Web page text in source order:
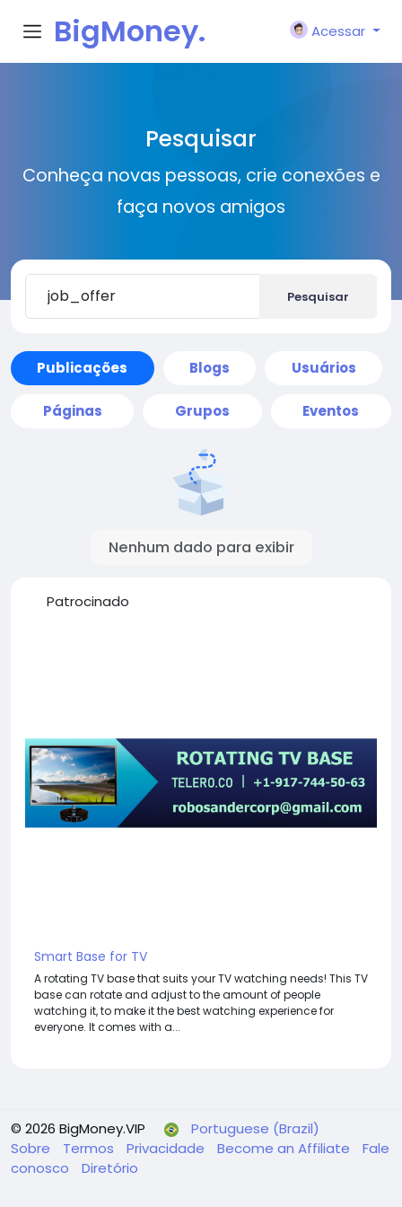
BigMoney.
Acessar
Pesquisar
Conheça novas pessoas, crie conexões e
faça novos amigos
Pesquisar
Publicações Blogs Usuários
Páginas Grupos Eventos
Nenhum dado para exibir
Patrocinado
Smart Base for TV
A rotating TV base that suits your TV watching needs! This TV
base can rotate and adjust to the amount of people
watching it, to make it the best watching experience for
everyone. It comes with a...
© 2026 BigMoney.VIP
Portuguese (Brazil)
Sobre
Termos Privacidade Become an Affiliate
Fale
conosco
Diretório